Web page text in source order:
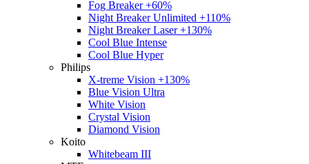
Fog Breaker +60%
Night Breaker Unlimited +110%
Night Breaker Laser +130%
Cool Blue Intense
Cool Blue Hyper
Philips
X-treme Vision +130%
Blue Vision Ultra
White Vision
Crystal Vision
Diamond Vision
Koito
Whitebeam III